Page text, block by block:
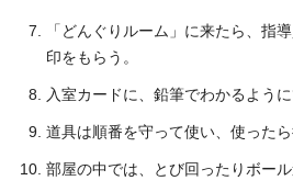
「どんぐりルーム」に来たら、指
印をもらう。
入室カードに、鉛筆でわかるように
道具は順番を守って使い、使ったら
部屋の中では、とび回ったりボール